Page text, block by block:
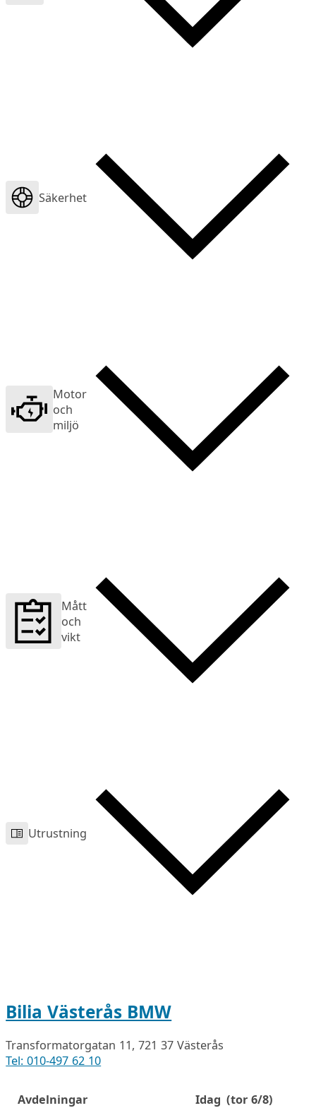
Säkerhet
Motor
och
miljö
Mått
och
vikt
Utrustning
Bilia Västerås BMW
Transformatorgatan 11, 721 37 Västerås
Tel: 010-497 62 10
Avdelningar Idag (tor 6/8)